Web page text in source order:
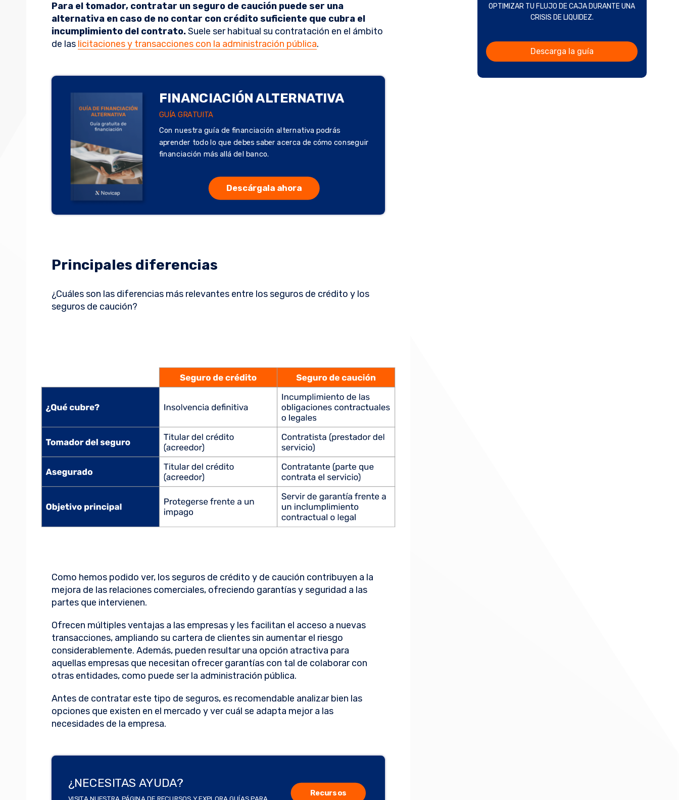
Para el tomador, contratar un seguro de caución puede ser una
alternativa en caso de no contar con crédito suficiente que cubra el
incumplimiento del contrato.Suele ser habitual su contratación en el ámbito
de las licitaciones y transacciones con la administración pública.
Con nuestra guía de financiación alternativa podrás
aprender todo lo que debes saber acerca de cómo conseguir
financiación más allá del banco.
FINANCIACIÓN ALTERNATIVA
GUÍA GRATUITA
Descárgala ahora
Principales diferencias
¿Cuáles son las diferencias más relevantes entre los seguros de crédito y los
seguros de caución?
Como hemos podido ver, los seguros de crédito y de caución contribuyen a la
mejora de las relaciones comerciales, ofreciendo garantías y seguridad a las
partes que intervienen.
Ofrecen múltiples ventajas a las empresas y les facilitan el acceso a nuevas
transacciones, ampliando su cartera de clientes sin aumentar el riesgo
considerablemente. Además, pueden resultar una opción atractiva para
aquellas empresas que necesitan ofrecer garantías con tal de colaborar con
otras entidades, como puede ser la administración pública.
Antes de contratar este tipo de seguros, es recomendable analizar bien las
opciones que existen en el mercado y ver cuál se adapta mejor a las
necesidades de la empresa.
¿NECESITAS AYUDA?
Recursos
OPTIMIZAR TU FLUJO DE CAJA DURANTE UNA
CRISIS DE LIQUIDEZ.
Descarga la guía